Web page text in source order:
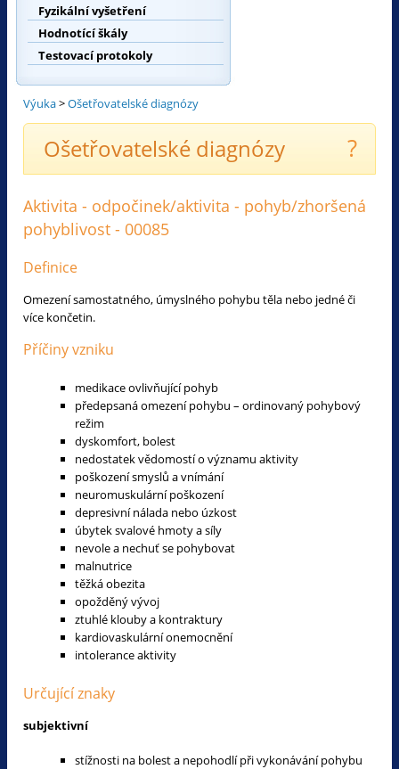
Fyzikální vyšetření
Hodnotící škály
Testovací protokoly
Výuka>Ošetřovatelské diagnózy
Ošetřovatelské diagnózy ?
Aktivita - odpočinek/aktivita - pohyb/zhoršená
pohyblivost - 00085
Definice
Omezení samostatného, úmyslného pohybu těla nebo jedné či
více končetin.
Příčiny vzniku
medikace ovlivňující pohyb
předepsaná omezení pohybu – ordinovaný pohybový
režim
dyskomfort, bolest
nedostatek vědomostí o významu aktivity
poškození smyslů a vnímání
neuromuskulární poškození
depresivní nálada nebo úzkost
úbytek svalové hmoty a síly
nevole a nechuť se pohybovat
malnutrice
těžká obezita
opožděný vývoj
ztuhlé klouby a kontraktury
kardiovaskulární onemocnění
intolerance aktivity
Určující znaky
subjektivní
stížnosti na bolest a nepohodlí při vykonávání pohybu